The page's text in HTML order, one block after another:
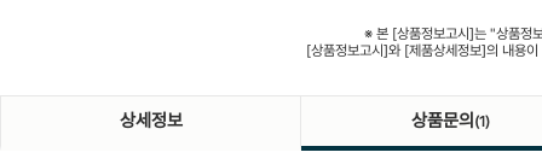
※ 본 [상품정보고시]는 "상품정
[상품정보고시]와 [제품상세정보]의 내용
상세정보 상품문의 (1)